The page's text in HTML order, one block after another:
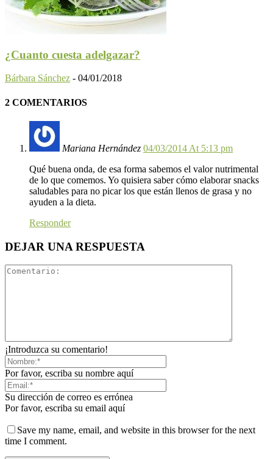
¿Cuanto cuesta adelgazar?
Bárbara Sánchez - 04/01/2018
2 COMENTARIOS
Mariana Hernández 04/03/2014 At 5:13 pm
Qué buena onda, de esa forma sabemos el valor nutrimental
de lo que comemos. Yo quisiera saber cómo elaborar snacks
saludables para no picar los que están llenos de grasa y no
ayuden a la dieta.
Responder
DEJAR UNA RESPUESTA
¡Introduzca su comentario!
Por favor, escriba su nombre aquí
Su dirección de correo es errónea
Por favor, escriba su email aquí
Save my name, email, and website in this browser for the next
time I comment.